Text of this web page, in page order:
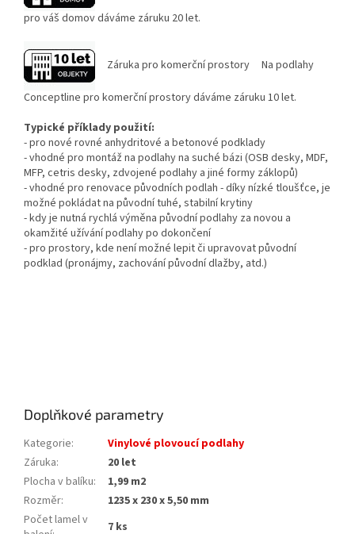
pro váš domov dáváme záruku 20 let.
Záruka pro komerční prostory Na podlahy
Conceptline pro komerční prostory dáváme záruku 10 let.
Typické příklady použití:
- pro nové rovné anhydritové a betonové podklady
- vhodné pro montáž na podlahy na suché bázi (OSB desky, MDF,
MFP, cetris desky, zdvojené podlahy a jiné formy záklopů)
- vhodné pro renovace původních podlah - díky nízké tloušťce, je
možné pokládat na původní tuhé, stabilní krytiny
- kdy je nutná rychlá výměna původní podlahy za novou a
okamžité užívání podlahy po dokončení
- pro prostory, kde není možné lepit či upravovat původní
podklad (pronájmy, zachování původní dlažby, atd.)
Doplňkové parametry
Kategorie:
Vinylové plovoucí podlahy
Záruka:
20 let
Plocha v balíku:
1,99 m2
Rozměr:
1235 x 230 x 5,50 mm
Počet lamel v
7 ks